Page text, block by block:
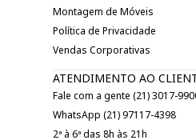
Montagem de Móveis
Política de Privacidade
Vendas Corporativas
ATENDIMENTO AO
Fale com a gente (21) 3017-
WhatsApp (21) 97117-4398
2ª à 6ª das 8h às 21h